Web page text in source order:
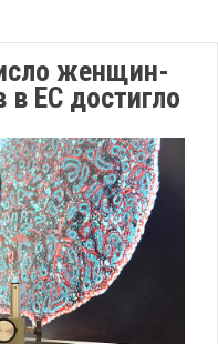
женщин-
ЕС достигло